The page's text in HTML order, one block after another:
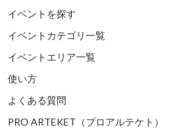
イベントを探す
イベントカテゴリ一覧
イベントエリア一覧
使い方
よくある質問
PRO ARTEKET（プロアルテケト）